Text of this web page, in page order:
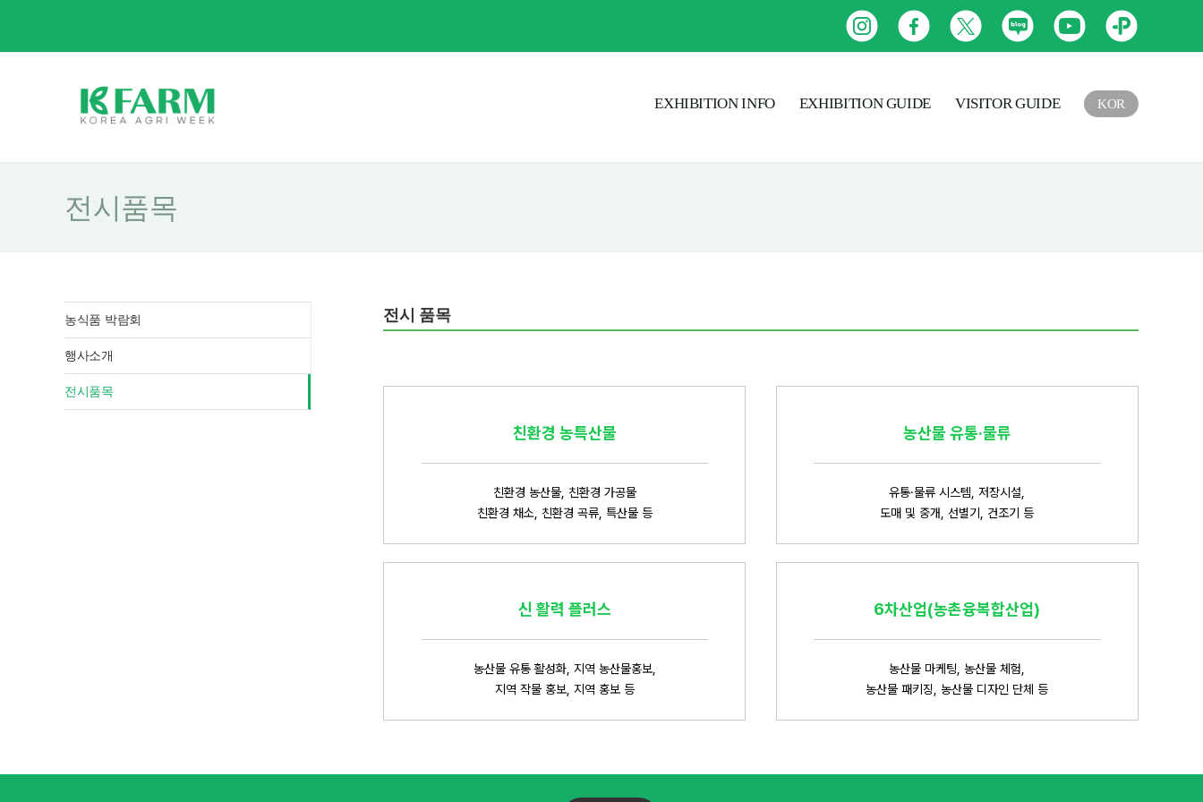
content
인
스
타
페
이
스
트
위
터
네
이
버
유
튜
브
카
카
오
톡
EXHIBITION INFO EXHIBITION GUIDE VISITOR GUIDE KOR
전시품목
전시 품목
친환경 농특산물
친환경 농산물, 친환경 가공물
친환경 채소, 친환경 곡류, 특산물 등
농산물 유통·물류
유통·물류 시스템, 저장시설,
도매 및 중개, 선별기, 건조기 등
신 활력 플러스
농산물 유통 활성화, 지역 농산물홍보,
지역 작물 홍보, 지역 홍보 등
6차산업(농촌융복합산업)
농산물 마케팅, 농산물 체험,
농산물 패키징, 농산물 디자인 단체 등
농식품 박람회
행사소개
전시품목